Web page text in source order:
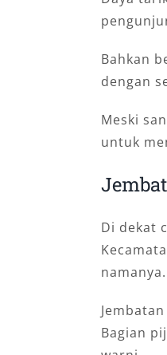
Bahkan
dengan
Meski
untuk
Di dekat
namanya.
Bagian